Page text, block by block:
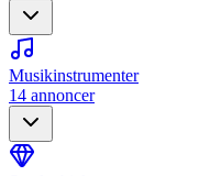
Musikinstrumenter
14 annoncer